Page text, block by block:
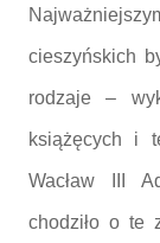
cieszyńskich
rodzaje –
książęcych i
Wacław III
chodziło o te